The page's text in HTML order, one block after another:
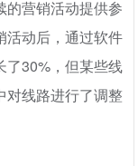
的营销活动提供参
活动后，通过软件
了30%，但某些线
对线路进行了调整